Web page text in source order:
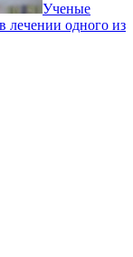
Ученые
лечении одного из